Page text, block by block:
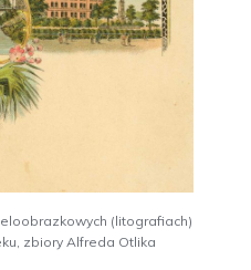
(litografiach)
zbiory Alfreda Otlika